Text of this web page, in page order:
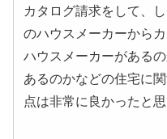
カタログ請求をして、
のハウスメーカーから
ハウスメーカーがある
あるのかなどの住宅に
点は非常に良かったと思